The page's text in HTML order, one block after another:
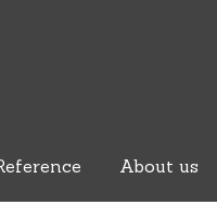
About us